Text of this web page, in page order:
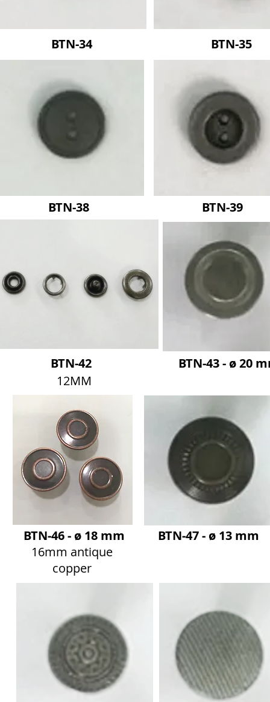
BTN-34 BTN-35
BTN-38 BTN-39
BTN-42
BTN-43 - ø 20
12MM
BTN-46 - ø 18 mm
BTN-47 - ø 13 mm
16mm antique
copper